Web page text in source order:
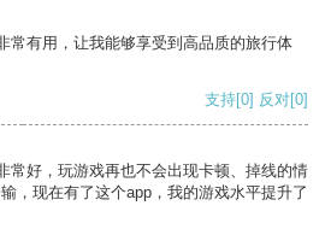
常有用，让我能够享受到高品质的旅行体
支持[0] 反对[0]
常好，玩游戏再也不会出现卡顿、掉线的情
，现在有了这个app，我的游戏水平提升了